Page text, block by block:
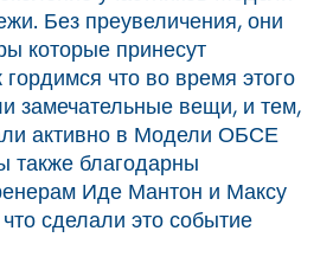
Без преувеличения, они
которые принесут
что во время этого
замечательные вещи, и тем,
активно в Модели ОБСЕ
благодарны
Иде Мантон и Максу
сделали это событие